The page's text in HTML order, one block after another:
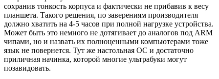
сохранив тонкость корпуса и фактически не прибавив к весу
планшета. Такого решения, по заверениям производителя
должно хватить на 4-5 часов при полной нагрузке устройства.
Может быть это немного не дотягивает до аналогов под ARM
чипами, но и назвать их полноценными компьютерами тоже
язык не повернется. Тут же настольная ОС и достаточно
приличная начинка, которой многие ультрабуки могут
позавидовать.